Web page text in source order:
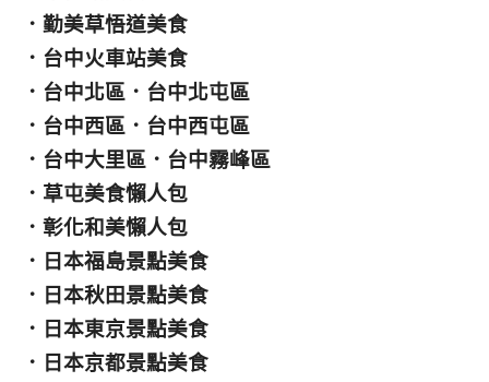
． 勤美草悟道美食
． 台中火車站美食
． 台中北區 ． 台中北屯區
． 台中西區 ． 台中西屯區
． 台中大里區 ． 台中霧峰區
． 草屯美食懶人包
． 彰化和美懶人包
． 日本福島景點美食
． 日本秋田景點美食
． 日本東京景點美食
． 日本京都景點美食